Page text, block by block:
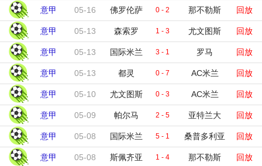
意甲 05-16 佛罗伦萨 0 - 2 那不勒斯 回放
意甲 05-13 森索罗 1 - 3 尤文图斯 回放
意甲 05-13 国际米兰 3 - 1 罗马 回放
意甲 05-13 都灵 0 - 7 AC米兰 回放
意甲 05-10 尤文图斯 0 - 3 AC米兰 回放
意甲 05-09 帕尔马 2 - 5 亚特兰大 回放
意甲 05-08 国际米兰 5 - 1 桑普多利亚 回放
意甲 05-08 斯佩齐亚 1 - 4 那不勒斯 回放